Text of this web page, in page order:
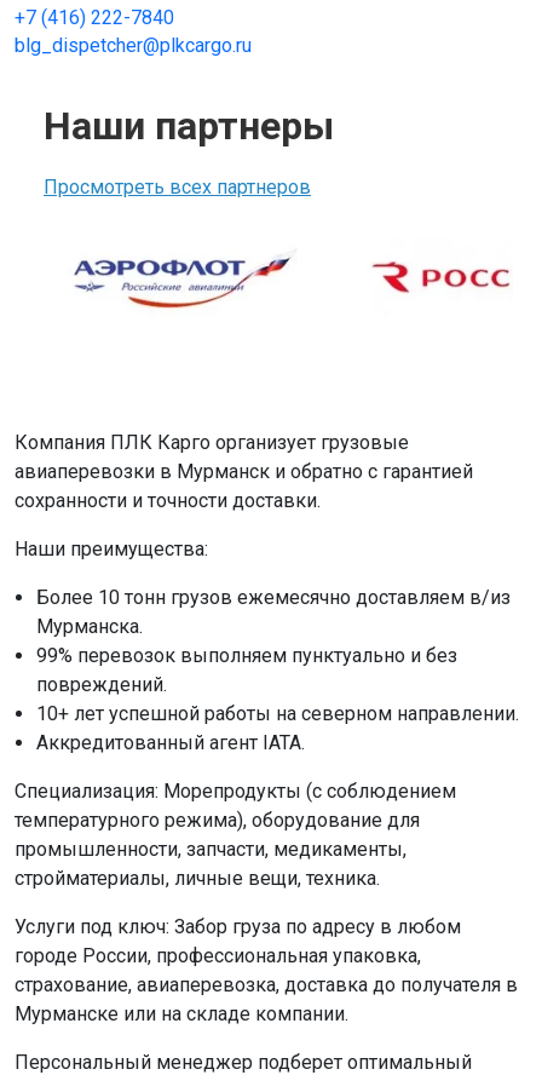
+7 (416) 222-7840
blg_dispetcher@plkcargo.ru
Наши партнеры
Просмотреть всех партнеров
Компания ПЛК Карго организует грузовые
авиаперевозки в Мурманск и обратно с гарантией
сохранности и точности доставки.
Наши преимущества:
Более 10 тонн грузов ежемесячно доставляем в/из
Мурманска.
99% перевозок выполняем пунктуально и без
повреждений.
10+ лет успешной работы на северном направлении.
Аккредитованный агент IATA.
Специализация: Морепродукты (с соблюдением
температурного режима), оборудование для
промышленности, запчасти, медикаменты,
стройматериалы, личные вещи, техника.
Услуги под ключ: Забор груза по адресу в любом
городе России, профессиональная упаковка,
страхование, авиаперевозка, доставка до получателя в
Мурманске или на складе компании.
Персональный менеджер подберет оптимальный